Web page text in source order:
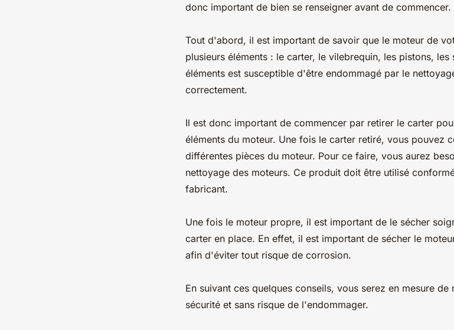
donc important de bien se renseigner avant de commencer.
Tout d'abord, il est important de savoir que le moteur de
plusieurs éléments : le carter, le vilebrequin, les pistons,
éléments est susceptible d'être endommagé par le
correctement.
Il est donc important de commencer par retirer le carter
éléments du moteur. Une fois le carter retiré, vous pouvez
différentes pièces du moteur. Pour ce faire, vous aurez
nettoyage des moteurs. Ce produit doit être utilisé
fabricant.
Une fois le moteur propre, il est important de le sécher
carter en place. En effet, il est important de sécher le
afin d'éviter tout risque de corrosion.
En suivant ces quelques conseils, vous serez en mesure
sécurité et sans risque de l'endommager.